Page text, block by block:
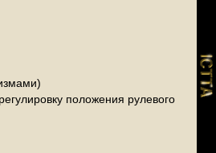
положения рулевого